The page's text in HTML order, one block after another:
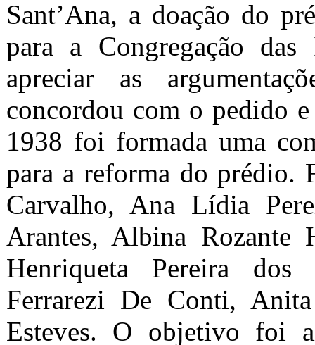
Sant’Ana, a doação do
para a Congregação
apreciar as
concordou com o pedido
1938 foi formada uma
para a reforma do prédio.
Carvalho, Ana Lídia
Arantes, Albina Rozante
Henriqueta Pereira
Ferrarezi De Conti,
Esteves. O objetivo foi